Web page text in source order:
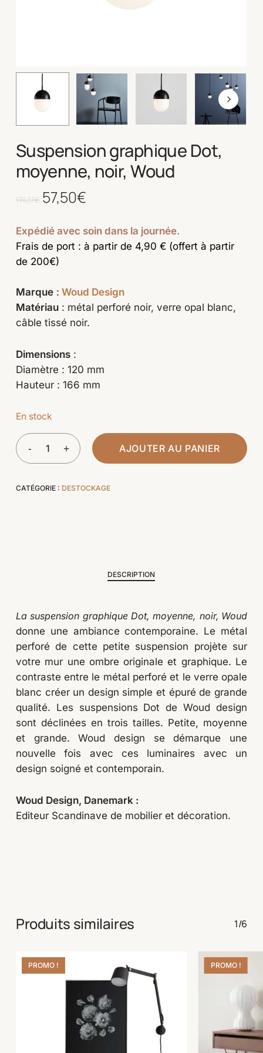
Votre panier est vide.
GO TO SHOP
Suspension graphique Dot,
moyenne, noir, Woud
174,17€ Le
initial
était :
174,17€.
57,50€Le
actuel
est :
Expédié avec soin dans la journée.
Frais de port : à partir de 4,90 € (offert à partir
de 200€)
Marque: Woud Design
Matériau: métal perforé noir, verre opal blanc,
câble tissé noir.
Dimensions:
Diamètre : 120 mm
Hauteur : 166 mm
En stock
AJOUTER AU PANIER
CATÉGORIE : DESTOCKAGE
DESCRIPTION
La suspension graphique Dot, moyenne, noir, Woud
donne une ambiance contemporaine. Le métal
perforé de cette petite suspension projète sur
votre mur une ombre originale et graphique. Le
contraste entre le métal perforé et le verre opale
blanc créer un design simple et épuré de grande
qualité. Les suspensions Dot de Woud design
sont déclinées en trois tailles. Petite, moyenne
et grande. Woud design se démarque une
nouvelle fois avec ces luminaires avec un
design soigné et contemporain.
Woud Design, Danemark :
Editeur Scandinave de mobilier et décoration.
Produits similaires 1/6
Save
PROMO ! Save
PROMO !